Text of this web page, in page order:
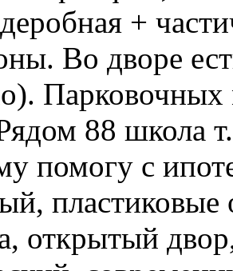
+
Во дворе
Парковочных
88 школа
помогу с
пластиковые
открытый